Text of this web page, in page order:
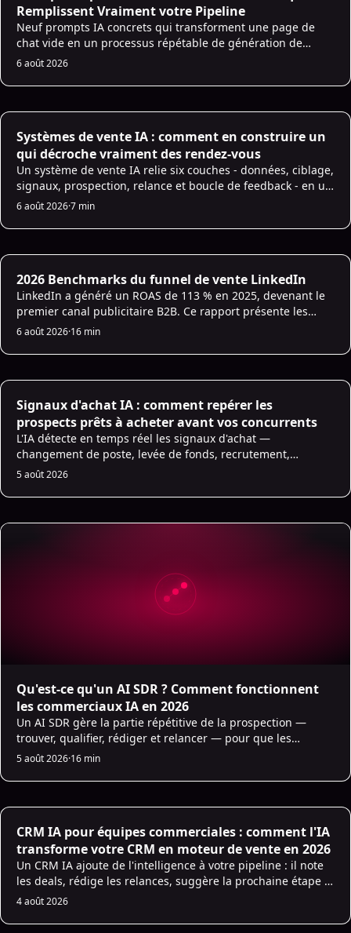
Remplissent Vraiment votre Pipeline
Neuf prompts IA concrets qui transforment une page de
chat vide en un processus répétable de génération de
leads, de l'ICP aux relances.
6 août 2026
AI Sales
Systèmes de vente IA : comment en construire un
qui décroche vraiment des rendez-vous
Un système de vente IA relie six couches - données, ciblage,
signaux, prospection, relance et boucle de feedback - en un
moteur qui décroche plus de rendez-vous dans la durée.
6 août 2026·7 min
AI Sales Engagement
2026 Benchmarks du funnel de vente LinkedIn
LinkedIn a généré un ROAS de 113 % en 2025, devenant le
premier canal publicitaire B2B. Ce rapport présente les
benchmarks 2026 sur tout le funnel : CTR TOFU de 0,45-0,9
15 %. Utilisez ces chiffres pour fixer des objectifs réalistes et
6 août 2026·16 min
Signaux d'achat IA : comment repérer les
prospects prêts à acheter avant vos concurrents
L'IA détecte en temps réel les signaux d'achat —
changement de poste, levée de fonds, recrutement,
intention. Découvrez les 7 signaux les plus fiables et
5 août 2026
Qu'est-ce qu'un AI SDR ? Comment fonctionnent
les commerciaux IA en 2026
Un AI SDR gère la partie répétitive de la prospection —
trouver, qualifier, rédiger et relancer — pour que les
commerciaux humains se concentrent sur les conversations
5 août 2026·16 min
CRM IA pour équipes commerciales : comment l'IA
transforme votre CRM en moteur de vente en 2026
Un CRM IA ajoute de l'intelligence à votre pipeline : il note
les deals, rédige les relances, suggère la prochaine étape et
nettoie les données automatiquement pour que vos
4 août 2026